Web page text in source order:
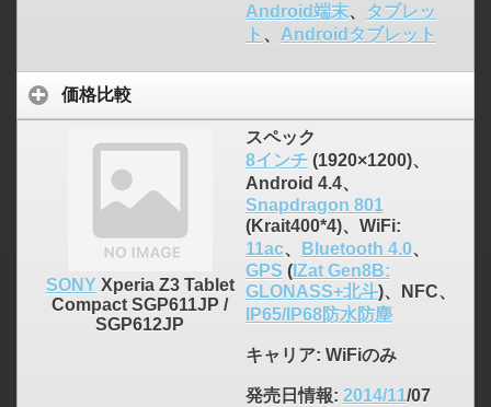
Android端末、
タブレッ
ト 、 Androidタブレット
価格比較
SONY Xperia Z3 Tablet
Compact SGP611JP /
SGP612JP
スペック
8インチ(1920×1200)、
Android 4.4、
Snapdragon 801
(Krait400*4)、WiFi:
11ac、 Bluetooth 4.0、
GPS (IZat Gen8B:
GLONASS+北斗)、NFC、
IP65/IP68防水防塵
キャリア: WiFiのみ
発売日情報: 2014/11/07